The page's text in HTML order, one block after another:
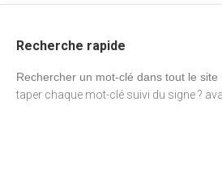
Recherche rapide
Rechercher un mot-clé dans tout le site
taper chaque mot-clé suivi du signe ?